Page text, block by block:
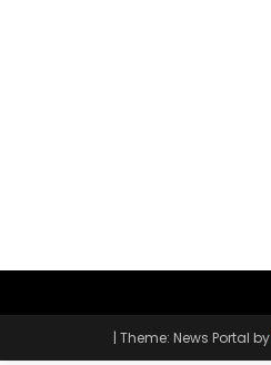
| Theme: News Portal by